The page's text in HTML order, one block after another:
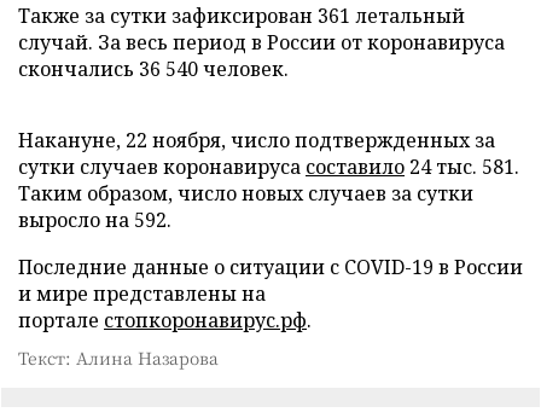
Также за сутки зафиксирован 361 летальный
случай. За весь период в России от коронавируса
скончались 36 540 человек.
Накануне, 22 ноября, число подтвержденных за
сутки случаев коронавируса составило 24 тыс. 581.
Таким образом, число новых случаев за сутки
выросло на 592.
Последние данные о ситуации с COVID-19 в России
и мире представлены на
портале стопкоронавирус.рф.
Текст: Алина Назарова